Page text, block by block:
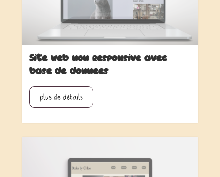
Site web non responsive avec
base de données
plus de détails